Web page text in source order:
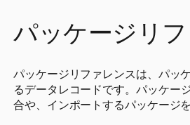
パッケージリ
パッケージリファレンスは、パッ
るデータレコードです。 パッケー
合や、インポートするパッケージを